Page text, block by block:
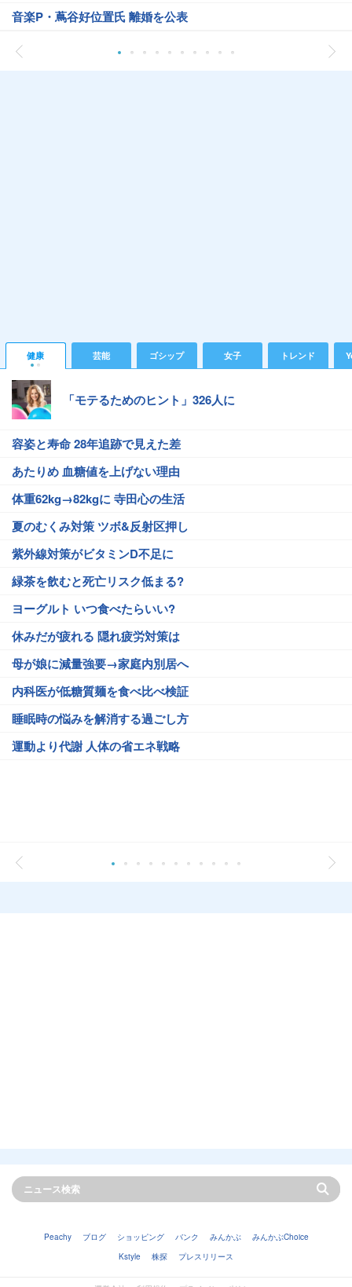
音楽P・蔦谷好位置氏 離婚を公表
健康 芸能 ゴシップ 女子 トレンド
「モテるためのヒント」326人に
容姿と寿命 28年追跡で見えた差
あたりめ 血糖値を上げない理由
体重62kg→82kgに 寺田心の生活
夏のむくみ対策 ツボ&反射区押し
紫外線対策がビタミンD不足に
緑茶を飲むと死亡リスク低まる?
ヨーグルト いつ食べたらいい?
休みだが疲れる 隠れ疲労対策は
母が娘に減量強要→家庭内別居へ
内科医が低糖質麺を食べ比べ検証
睡眠時の悩みを解消する過ごし方
運動より代謝 人体の省エネ戦略
Peachy ブログ ショッピング バンク みんかぶ
みんかぶChoice
Kstyle
株探 プレスリリース